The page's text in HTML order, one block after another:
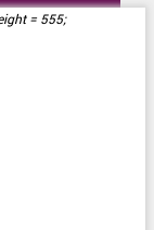
= 555;